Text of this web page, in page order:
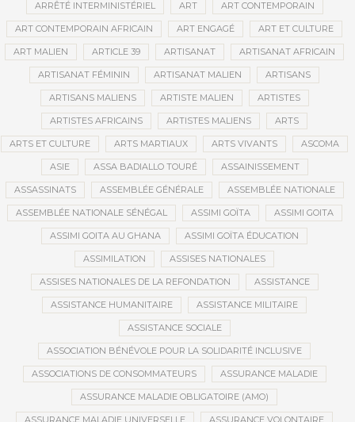
ARRÊTÉ INTERMINISTÉRIEL ART ART CONTEMPORAIN
ART CONTEMPORAIN AFRICAIN ART ENGAGÉ ART ET CULTURE
ART MALIEN ARTICLE 39 ARTISANAT ARTISANAT AFRICAIN
ARTISANAT FÉMININ ARTISANAT MALIEN ARTISANS
ARTISANS MALIENS ARTISTE MALIEN ARTISTES
ARTISTES AFRICAINS ARTISTES MALIENS ARTS
ARTS ET CULTURE ARTS MARTIAUX ARTS VIVANTS ASCOMA
ASIE ASSA BADIALLO TOURÉ ASSAINISSEMENT
ASSASSINATS ASSEMBLÉE GÉNÉRALE ASSEMBLÉE NATIONALE
ASSEMBLÉE NATIONALE SÉNÉGAL ASSIMI GOÏTA ASSIMI GOITA
ASSIMI GOITA AU GHANA ASSIMI GOÏTA ÉDUCATION
ASSIMILATION ASSISES NATIONALES
ASSISES NATIONALES DE LA REFONDATION ASSISTANCE
ASSISTANCE HUMANITAIRE ASSISTANCE MILITAIRE
ASSISTANCE SOCIALE
ASSOCIATION BÉNÉVOLE POUR LA SOLIDARITÉ INCLUSIVE
ASSOCIATIONS DE CONSOMMATEURS ASSURANCE MALADIE
ASSURANCE MALADIE OBLIGATOIRE (AMO)
ASSURANCE MALADIE UNIVERSELLE ASSURANCE VOLONTAIRE